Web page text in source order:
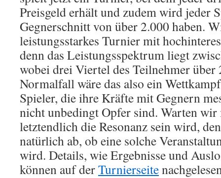
Preisgeld erhält und zudem wird jeder
Gegnerschnitt von über 2.000 haben.
leistungsstarkes Turnier mit
denn das Leistungsspektrum liegt
wobei drei Viertel des Teilnehmer
Normalfall wäre das also ein
Spieler, die ihre Kräfte mit Gegnern
nicht unbedingt Opfer sind. Warten wir
letztendlich die Resonanz sein wird,
natürlich ab, ob eine solche
wird. Details, wie Ergebnisse und
können auf derTurnierseite